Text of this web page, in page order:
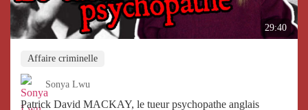
29:40
Affaire criminelle
Sonya Lwu
Patrick David MACKAY, le tueur psychopathe anglais